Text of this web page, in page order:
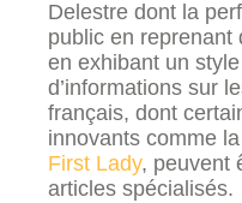
Delestre dont la
public en reprenant
en exhibant un
d’informations sur
français, dont
innovants comme la
First Lady, peuvent
articles spécialisés.